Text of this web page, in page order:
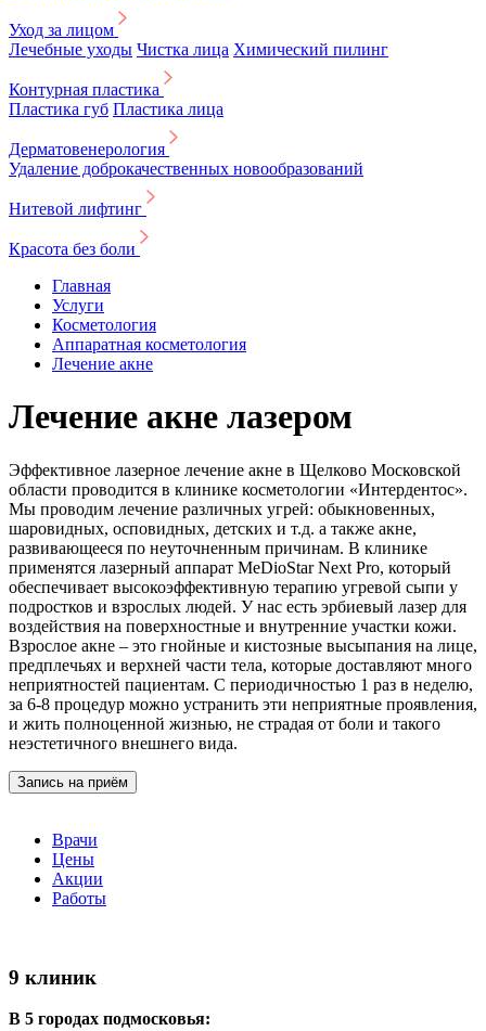
Уход за лицом
Лечебные уходы Чистка лица Химический пилинг
Контурная пластика
Пластика губ Пластика лица
Дерматовенерология
Удаление доброкачественных новообразований
Нитевой лифтинг
Красота без боли
Главная
Услуги
Косметология
Аппаратная косметология
Лечение акне
Лечение акне лазером
Эффективное лазерное лечение акне в Щелково Московской
области проводится в клинике косметологии «Интердентос».
Мы проводим лечение различных угрей: обыкновенных,
шаровидных, осповидных, детских и т.д. а также акне,
развивающееся по неуточненным причинам. В клинике
применятся лазерный аппарат MeDioStar Next Pro, который
обеспечивает высокоэффективную терапию угревой сыпи у
подростков и взрослых людей. У нас есть эрбиевый лазер для
воздействия на поверхностные и внутренние участки кожи.
Взрослое акне – это гнойные и кистозные высыпания на лице,
предплечьях и верхней части тела, которые доставляют много
неприятностей пациентам. С периодичностью 1 раз в неделю,
за 6-8 процедур можно устранить эти неприятные проявления,
и жить полноценной жизнью, не страдая от боли и такого
неэстетичного внешнего вида.
Запись на приём
Врачи
Цены
Акции
Работы
9 клиник
В 5 городах подмосковья: